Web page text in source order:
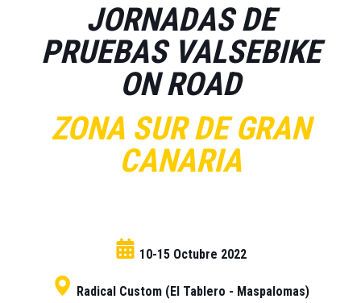
JORNADAS DE
PRUEBAS VALSEBIKE
ON ROAD
ZONA SUR DE GRAN
CANARIA
10-15 Octubre 2022
Radical Custom (El Tablero - Maspalomas)